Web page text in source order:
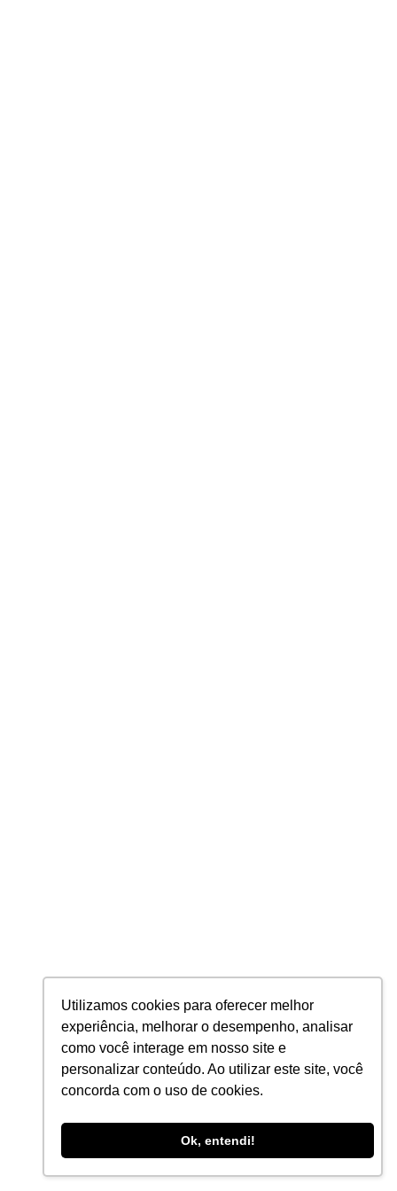
Utilizamos cookies para oferecer melhor
experiência, melhorar o desempenho, analisar
como você interage em nosso site e
personalizar conteúdo. Ao utilizar este site, você
concorda com o uso de cookies.
Ok, entendi!